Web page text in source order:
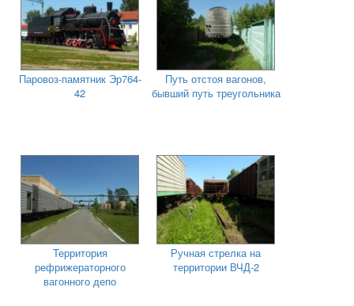
Паровоз-памятник Эр764-
42
Путь отстоя вагонов,
бывший путь треугольника
Территория
рефрижераторного
вагонного депо
Ручная стрелка на
территории ВЧД-2